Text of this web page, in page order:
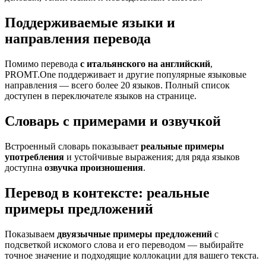
Поддерживаемые языки и
направления перевода
Помимо перевода с итальянского на английский,
PROMT.One поддерживает и другие популярные языковые
направления — всего более 20 языков. Полный список
доступен в переключателе языков на странице.
Словарь с примерами и озвучкой
Встроенный словарь показывает реальные примеры
употребления и устойчивые выражения; для ряда языков
доступна озвучка произношения.
Перевод в контексте: реальные
примеры предложений
Показываем двуязычные примеры предложений с
подсветкой искомого слова и его переводом — выбирайте
точное значение и подходящие коллокации для вашего текста.